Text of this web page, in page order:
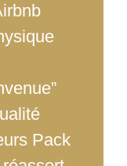
Pack